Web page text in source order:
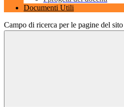
Documenti Utili
Campo di ricerca per le pagine del sito